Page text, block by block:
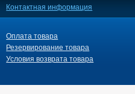
Контактная информация
Оплата товара
Резервирование товара
Условия возврата товара